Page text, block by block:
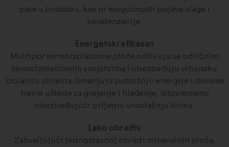
pare u prostoru, kao ni mogućnosti pojave vlage i
kondenzacije.
Energetski efikasan
Multipor termoizolacione ploče odlikuju se odličnim
termoizolacionim svojstvima i obezbeđuju vrhunsku
izolaciju objekta. Smanjuju potrošnju energije i donose
trajne uštede za grejanje i hlađenje, istovremeno
obezbeđujući prijatnu unutrašnju klimu.
Lako obradiv
Zahvaljujući jednostavnoj obradi mineralnih ploča,